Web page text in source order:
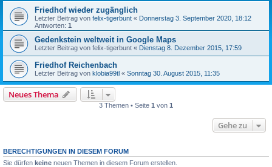
Friedhof wieder zugänglich
Letzter Beitrag von felix-tigerbunt « Donnerstag 3. September 2020, 18:12
Antworten: 1
Gedenkstein weltweit in Google Maps
Letzter Beitrag von felix-tigerbunt « Dienstag 8. Dezember 2015, 17:59
Friedhof Reichenbach
Letzter Beitrag von klobia99tl « Sonntag 30. August 2015, 11:35
Neues Thema
3 Themen • Seite 1 von 1
Gehe zu
BERECHTIGUNGEN IN DIESEM FORUM
Sie dürfen keine neuen Themen in diesem Forum erstellen.